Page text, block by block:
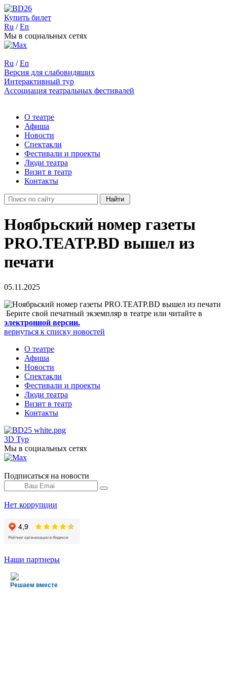
Купить билет
Ru /En
Мы в социальных сетях
Ru / En
Версия для слабовидящих
Интерактивный тур
Ассоциация театральных фестивалей
О театре
Афиша
Новости
Спектакли
Фестивали и проекты
Люди театра
Визит в театр
Контакты
Ноябрьский номер газеты
PRO.TEATР.BD вышел из
печати
05.11.2025
Берите свой печатный экземпляр в театре или читайте в
электронной версии.
вернуться к списку новостей
О театре
Афиша
Новости
Спектакли
Фестивали и проекты
Люди театра
Визит в театр
Контакты
3D Тур
Мы в социальных сетях
Подписаться на новости
Нет коррупции
Наши партнеры
Решаем вместе